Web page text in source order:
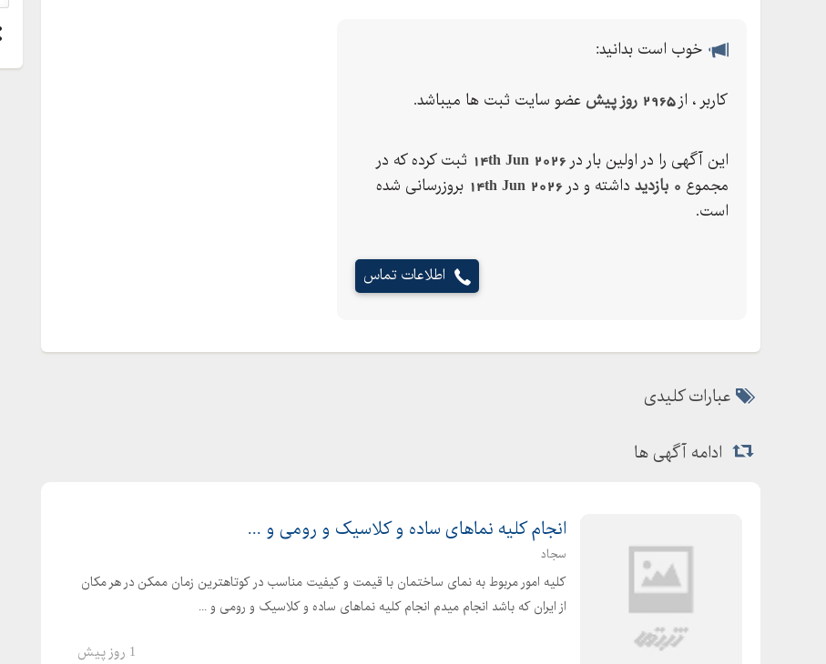
خوب است بدانید:
کاربر ، از2965 روز پیش عضو سایت ثبت ها میباشد.
این آگهی را در اولین بار در 14th Jun 2026 ثبت کرده که در
مجموع 0 بازدید داشته و در 14th Jun 2026 بروزرسانی شده
است.
اطلاعات تماس
عبارات کلیدی
ادامه آگهی ها
انجام کلیه نماهای ساده و کلاسیک و رومی و ...
سجاد
کلیه امور مربوط به نمای ساختمان با قیمت و کیفیت مناسب در کوتاهترین زمان ممکن در هر مکان
از ایران که باشد انجام میدم انجام کلیه نماهای ساده و کلاسیک و رومی و ...
1 روز پیش